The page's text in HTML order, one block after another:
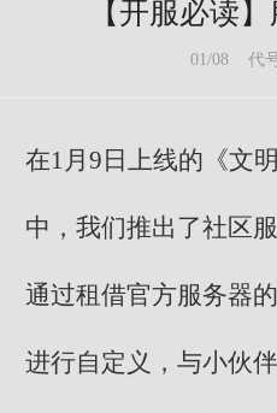
【开服必读
01/08 代
在1月9日上线的《文
中，我们推出了社区
通过租借官方服务器
进行自定义，与小伙